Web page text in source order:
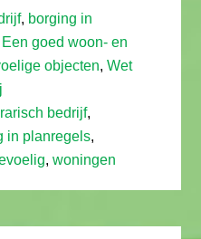
, borging in
Een goed woon- en
objecten,Wet
bedrijf,
in planregels,
,woningen